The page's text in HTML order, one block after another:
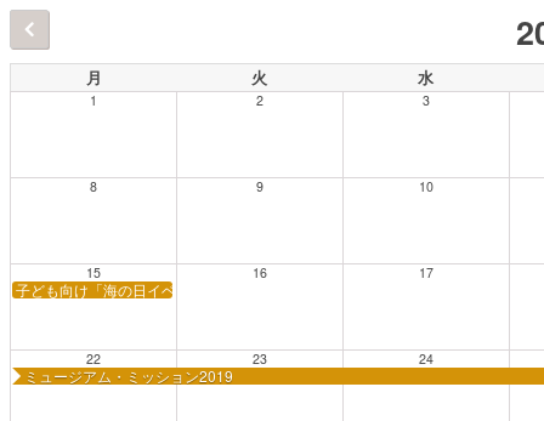
月 火 水
1 2 3
8 9 10
15
子ども向け「海の日イベント」
16 17
22
ミュージアム・ミッション2019
23 24